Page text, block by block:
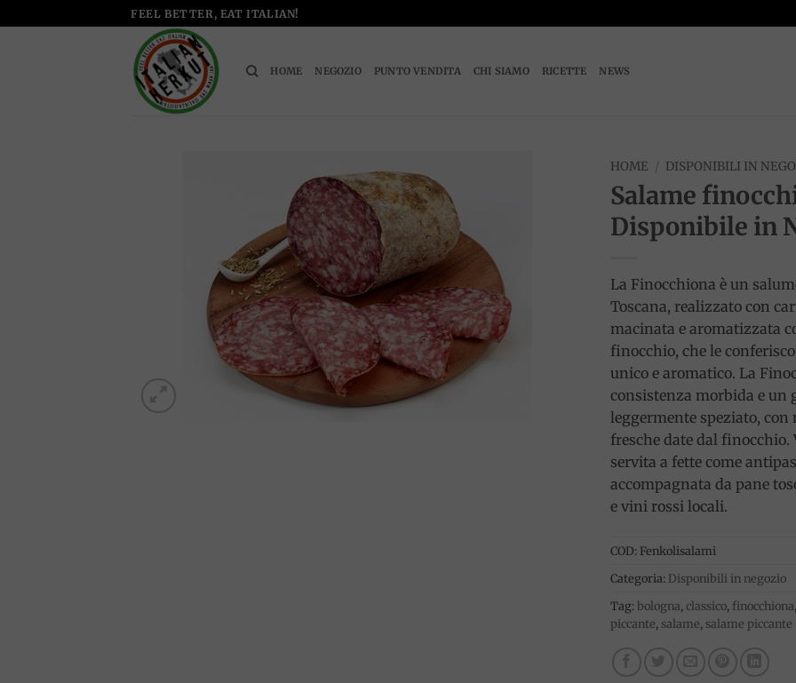
ai
FEEL BETTER, EAT ITALIAN!
HOME NEGOZIO PUNTO VENDITA CHI SIAMO RICETTE NEWS
HOME / DISPONIBILI IN
Salame
Disponibile in
La Finocchiona è un
Toscana, realizzato con
macinata e aromatizzata
finocchio, che le
unico e aromatico. La
consistenza morbida e un
leggermente speziato, con
fresche date dal finocchio.
servita a fette come
accompagnata da pane
e vini rossi locali.
COD: Fenkolisalami
Categoria: Disponibili in negozio
Tag: bologna, classico, finocchiona,
piccante, salame, salame piccante